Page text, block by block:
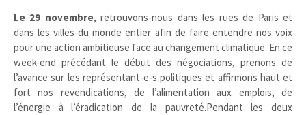
Le 29 novembre, retrouvons-nous dans les rues de Paris et
dans les villes du monde entier afin de faire entendre nos voix
pour une action ambitieuse face au changement climatique. En ce
week-end précédant le début des négociations, prenons de
l’avance sur les représentant-e-s politiques et affirmons haut et
fort nos revendications, de l’alimentation aux emplois, de
l’énergie à l’éradication de la pauvreté.Pendant les deux